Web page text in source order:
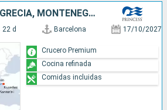
FRANCIA, TURQUÍA, GRECIA, MONTENEGRO, ITALIA, ESPAÑA
22 d Barcelona 17/10/2027
Crucero Premium
Cocina refinada
Comidas incluidas